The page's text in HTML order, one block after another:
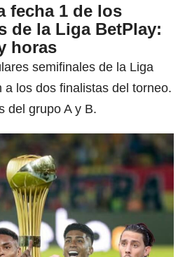
fecha 1 de los
de la Liga BetPlay:
horas
semifinales de la Liga
a los dos finalistas del torneo.
del grupo A y B.